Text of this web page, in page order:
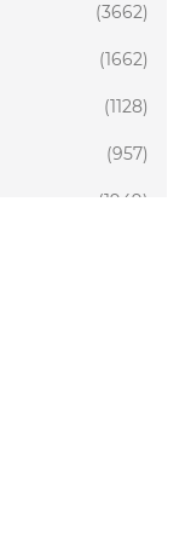
(3662)
(1662)
(1128)
(957)
(1949)